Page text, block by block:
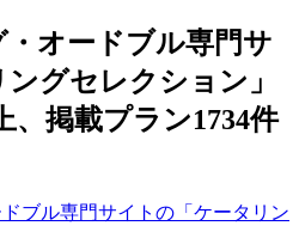
オードブル専門サ
グセレクション」
、掲載プラン1734件